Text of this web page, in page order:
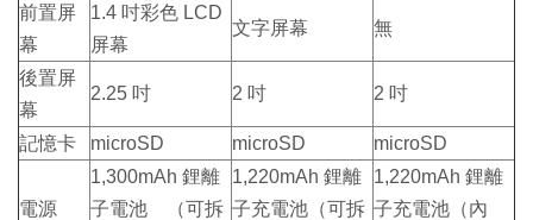
前置屏
幕
1.4 吋彩色 LCD
屏幕
文字屏幕 無
後置屏
幕
2.25 吋 2 吋 2 吋
記憶卡 microSD microSD microSD
電源
1,300mAh 鋰離
子電池 （可拆
1,220mAh 鋰離
子充電池（可拆
1,220mAh 鋰離
子充電池（內